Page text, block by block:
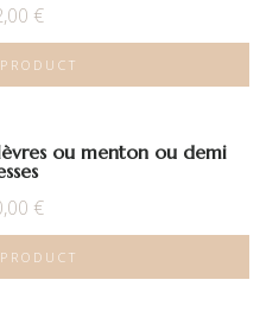
€
ou menton ou demi
€